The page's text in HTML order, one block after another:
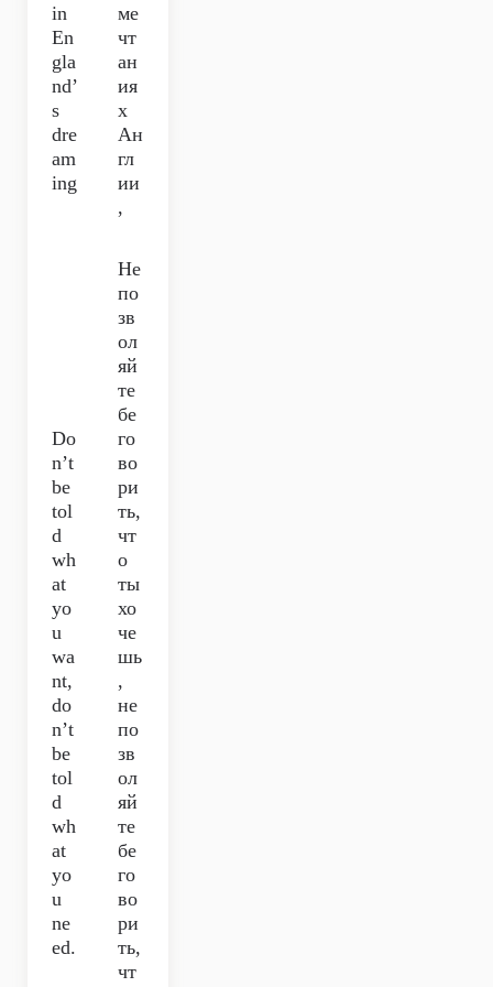
in
En
gla
nd’
s
dre
am
ing
ме
чт
ан
ия
х
Ан
гл
ии
,
Do
n’t
be
tol
d
wh
at
yo
u
wa
nt,
do
n’t
be
tol
d
wh
at
yo
u
ne
ed.
Не
по
зв
ол
яй
те
бе
го
во
ри
ть,
чт
о
ты
хо
че
шь
,
не
по
зв
ол
яй
те
бе
го
во
ри
ть,
чт